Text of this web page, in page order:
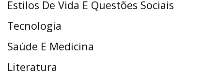
Estilos De Vida E Questões Sociais
Tecnologia
Saúde E Medicina
Literatura